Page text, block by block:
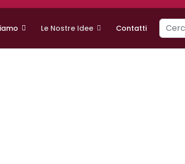
Le Nostre Idee Contatti Cerca